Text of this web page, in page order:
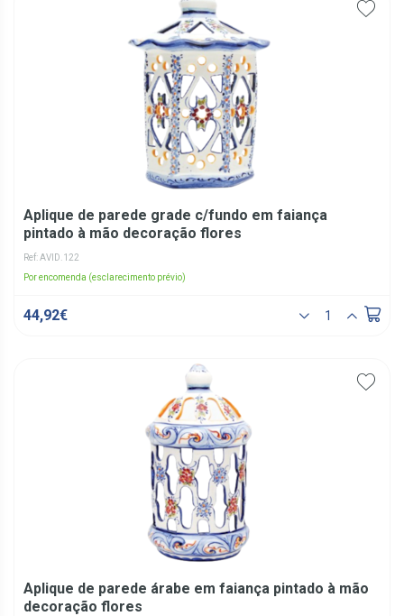
Aplique de parede grade c/fundo em faiança
pintado à mão decoração flores
Ref: AVID.122
Por encomenda (esclarecimento prévio)
44,92€
Aplique de parede árabe em faiança pintado à mão
decoração flores